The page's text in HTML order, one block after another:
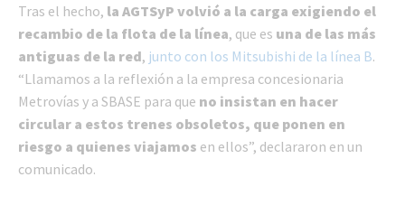
Tras el hecho, la AGTSyP volvió a la carga exigiendo el
recambio de la flota de la línea, que es una de las más
antiguas de la red, junto con los Mitsubishi de la línea B.
“Llamamos a la reflexión a la empresa concesionaria
Metrovías y a SBASE para que no insistan en hacer
circular a estos trenes obsoletos, que ponen en
riesgo a quienes viajamos en ellos”, declararon en un
comunicado.